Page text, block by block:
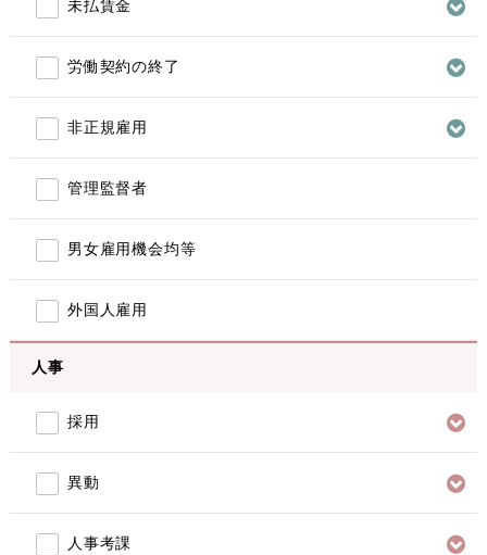
未払賃金
労働契約の終了
非正規雇用
管理監督者
男女雇用機会均等
外国人雇用
人事
採用
異動
人事考課